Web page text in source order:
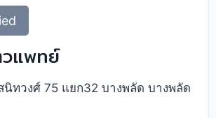
แพทย์
นิทวงศ์ 75 แยก32 บางพลัด บางพลัด